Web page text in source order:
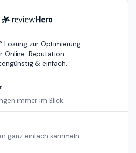
ReviewHero
Lösung zur Optimierung
Online-Reputation.
& einfach.
immer im Blick.
ganz einfach sammeln.